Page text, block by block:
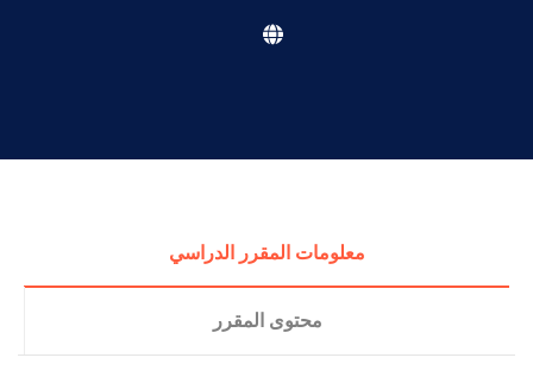
معلومات المقرر الدراسي
محتوى المقرر